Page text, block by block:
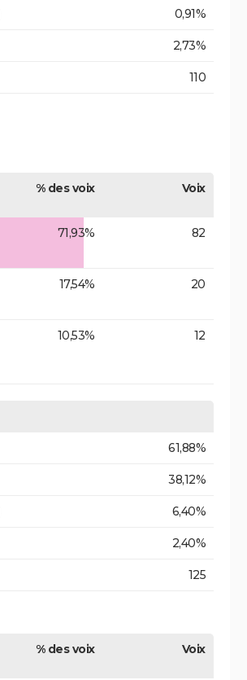
0,91%
2,73%
110
% des voix Voix
71,93% 82
17,54% 20
10,53% 12
61,88%
38,12%
6,40%
2,40%
125
% des voix Voix